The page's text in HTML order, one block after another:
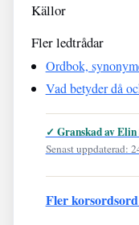
Källor
Fler ledtrådar
Ordbok,
Vad betyder då
✓ Granskad av
Senast uppdaterad:
Fler